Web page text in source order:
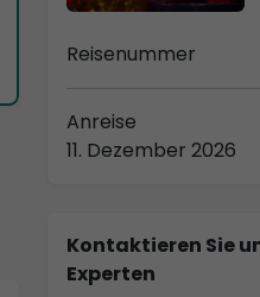
Reisenummer
Anreise
11. Dezember 2026
Kontaktieren Sie
Experten